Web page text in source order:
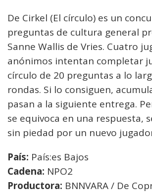
De Cirkel (El círculo) es un
preguntas de cultura general
Sanne Wallis de Vries. Cuatro
anónimos intentan completar
círculo de 20 preguntas a lo
rondas. Si lo consiguen,
pasan a la siguiente entrega.
se equivoca en una respuesta,
sin piedad por un nuevo
País: País:es Bajos
Cadena: NPO2
Productora: BNNVARA / De